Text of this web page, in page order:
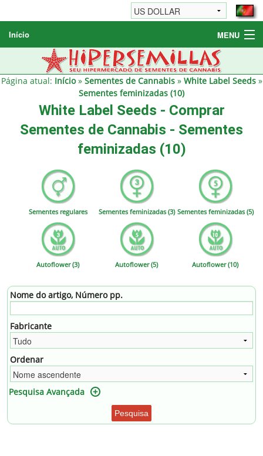
Início MENU
Sementes de Cannabis
Sementes Diversas
Página atual: Início» Sementes de Cannabis» White Label Seeds»
Sementes feminizadas (10)
White Label Seeds - Comprar
Sementes de Cannabis - Sementes
feminizadas (10)
Sementes regulares Sementes feminizadas (3) Sementes feminizadas (5)
Autoflower (3) Autoflower (5) Autoflower (10)
Nome do artigo, Número pp.
Fabricante
Ordenar
Pesquisa Avançada
Pesquisa